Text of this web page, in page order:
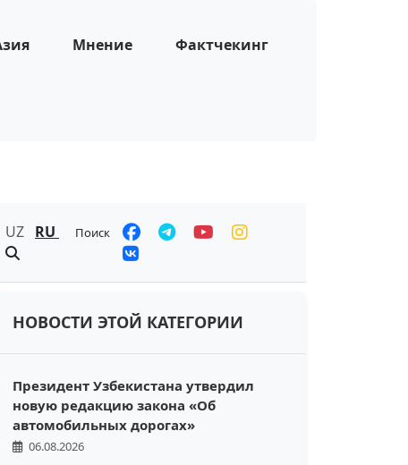
Мнение Фактчекинг
UZ RU Поиск
НОВОСТИ ЭТОЙ КАТЕГОРИИ
Президент Узбекистана утвердил
новую редакцию закона «Об
автомобильных дорогах»
06.08.2026